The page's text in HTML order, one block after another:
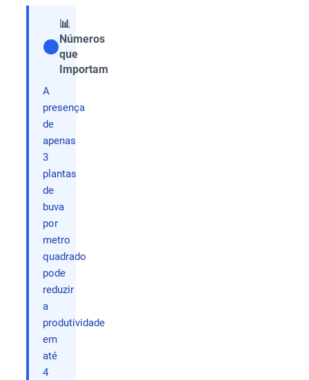
📊
Números
que
Importam
A
presença
de
apenas
3
plantas
de
buva
por
metro
quadrado
pode
reduzir
a
produtividade
em
até
4